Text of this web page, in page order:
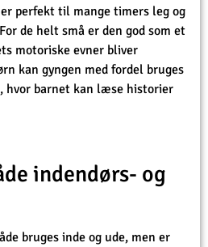
er perfekt til mange timers leg og
de helt små er den god som et
motoriske evner bliver
kan gyngen med fordel bruges
hvor barnet kan læse historier
indendørs- og
bruges inde og ude, men er